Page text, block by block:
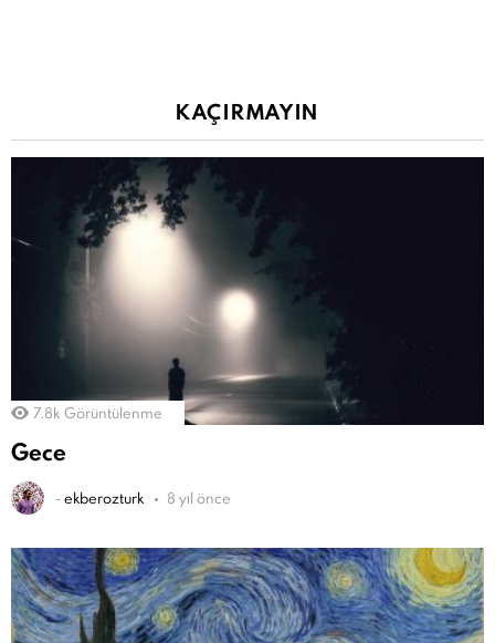
KAÇIRMAYIN
7.8k Görüntülenme
Gece
-ekberozturk 8 yıl önce